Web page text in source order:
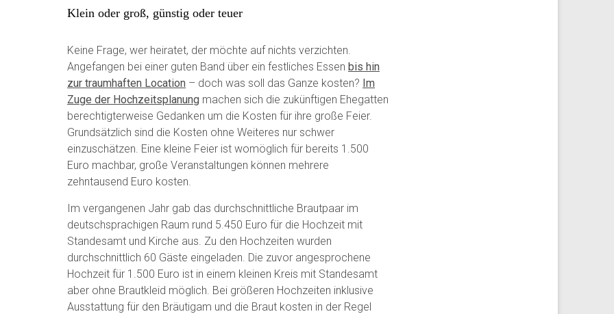
Klein oder groß, günstig oder teuer
Keine Frage, wer heiratet, der möchte auf nichts verzichten.
Angefangen bei einer guten Band über ein festliches Essen bis hin
zur traumhaften Location – doch was soll das Ganze kosten? Im
Zuge der Hochzeitsplanung machen sich die zukünftigen Ehegatten
berechtigterweise Gedanken um die Kosten für ihre große Feier.
Grundsätzlich sind die Kosten ohne Weiteres nur schwer
einzuschätzen. Eine kleine Feier ist womöglich für bereits 1.500
Euro machbar, große Veranstaltungen können mehrere
zehntausend Euro kosten.
Im vergangenen Jahr gab das durchschnittliche Brautpaar im
deutschsprachigen Raum rund 5.450 Euro für die Hochzeit mit
Standesamt und Kirche aus. Zu den Hochzeiten wurden
durchschnittlich 60 Gäste eingeladen. Die zuvor angesprochene
Hochzeit für 1.500 Euro ist in einem kleinen Kreis mit Standesamt
aber ohne Brautkleid möglich. Bei größeren Hochzeiten inklusive
Ausstattung für den Bräutigam und die Braut kosten in der Regel